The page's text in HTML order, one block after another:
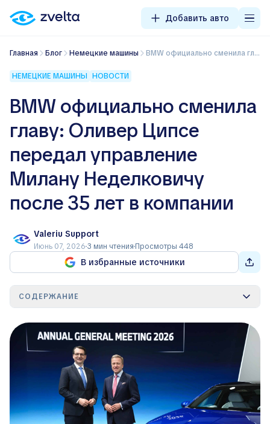
Добавить авто
Главная Блог Немецкие машины BMW официально сменила главу: Оливер Ципсе передал управление Милану Неделковичу после 35 лет в компании
НЕМЕЦКИЕ МАШИНЫ НОВОСТИ
BMW официально сменила
главу: Оливер Ципсе
передал управление
Милану Неделковичу
после 35 лет в компании
Valeriu Support
Июнь 07, 2026 3 мин чтения Просмотры 448
В избранные источники
СОДЕРЖАНИЕ